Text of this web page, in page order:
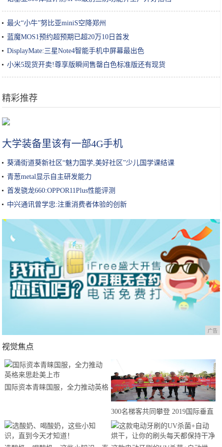
最火“小牛”努比亚miniS空降郑州
蓝魔MOS1预约超预期已超20万10日首发
DisplayMate:三星Note4智能手机中屏幕最出色
小米5现货开卖!尊享版瞬间售罄白色标准版还有现货
精彩推荐
豆腐这样做太香了，一周吃4次不嫌多，比吃肉还解馋，孩子超爱吃
大学装备里该有一部4G手机
葵涌街道葵新社区“魅力国学,美好社区”少儿国学课结课
青葱metal显示自主研发能力
首发骁龙660:OPPOR11Plus性能评测
中兴通讯曾学忠:注重消费者体验的创新
广告
视觉焦点
国际资本青睐国服，全力推动英格
300名梯客共同攀登 2019国际垂直
马拉松超级精英赛顺德海骏达中心
站欢乐开跑